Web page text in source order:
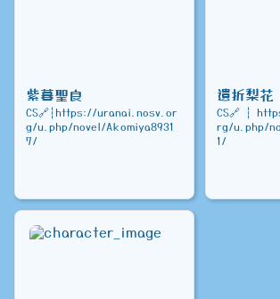
紫暮聖良
CS🔗┆https://uranai.nosv.or
g/u.php/novel/Akomiya8931
7/
遺折梨花
CS🔗 ┆
rg/u.php/
1/